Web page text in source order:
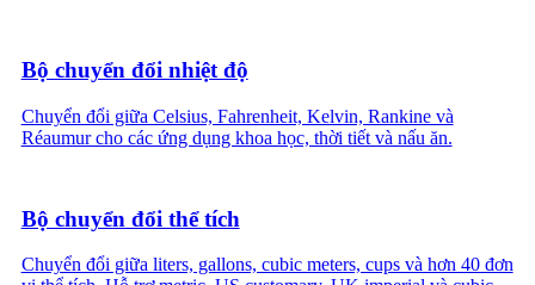
Bộ chuyển đổi nhiệt độ
Chuyển đổi giữa Celsius, Fahrenheit, Kelvin, Rankine và
Réaumur cho các ứng dụng khoa học, thời tiết và nấu ăn.
Bộ chuyển đổi thể tích
Chuyển đổi giữa liters, gallons, cubic meters, cups và hơn 40 đơn